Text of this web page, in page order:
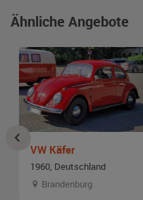
Ähnliche Angebote
VW Käfer
1960, Deutschland
Brandenburg